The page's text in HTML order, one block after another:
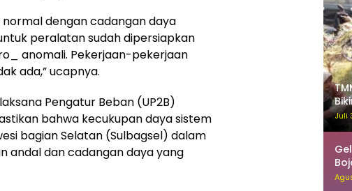
normal dengan cadangan daya
peralatan sudah dipersiapkan
anomali. Pekerjaan-pekerjaan
ada,” ucapnya.
Pengatur Beban (UP2B)
bahwa kecukupan daya sistem
bagian Selatan (Sulbagsel) dalam
andal dan cadangan daya yang
Juli